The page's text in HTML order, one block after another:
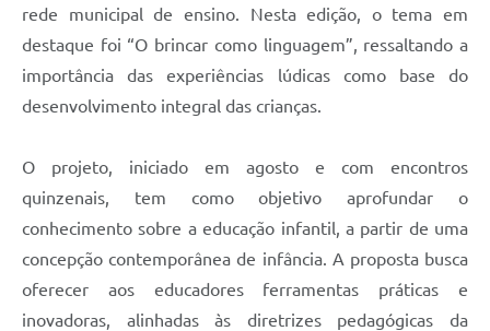
rede municipal de ensino. Nesta edição, o tema em
destaque foi “O brincar como linguagem”, ressaltando a
importância das experiências lúdicas como base do
desenvolvimento integral das crianças.
O projeto, iniciado em agosto e com encontros
quinzenais, tem como objetivo aprofundar o
conhecimento sobre a educação infantil, a partir de uma
concepção contemporânea de infância. A proposta busca
oferecer aos educadores ferramentas práticas e
inovadoras, alinhadas às diretrizes pedagógicas da